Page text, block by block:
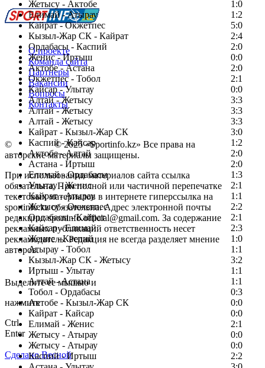
Жетысу - Актобе
1:0
Елимай - Атырау
1:2
Кайрат - Окжетпес
5:0
Кызыл-Жар СК - Кайрат
2:4
Ордабасы - Каспий
2:0
Женис - Иртыш
0:0
Актобе - Астана
2:0
Окжетпес - Тобол
2:1
Кайсар - Улытау
0:0
Алтай - Жетысу
3:3
Алтай - Жетысу
3:3
Алтай - Жетысу
3:3
Кайрат - Кызыл-Жар СК
3:0
Каспий - Кайсар
1:2
Актобе - Алтай
2:0
Астана - Иртыш
2:0
Елимай - Ордабасы
1:3
Улытау - Женис
2:1
Кайрат - Атырау
1:1
Жетысу - Окжетпес
2:2
Ордабасы - Кайрат
2:1
Кайсар - Елимай
2:3
Женис - Каспий
1:0
Атырау - Тобол
1:1
Кызыл-Жар СК - Жетысу
3:2
Иртыш - Улытау
1:1
Алтай - Астана
1:1
Тобол - Ордабасы
0:3
Актобе - Кызыл-Жар СК
0:0
Кайрат - Кайсар
0:0
Елимай - Женис
2:1
Жетысу - Атырау
0:0
Жетысу - Атырау
0:0
Каспий - Иртыш
2:2
О проекте
Команда сайта
Партнеры
Вакансии
Вопросы
Контакты
© Copyright© 2025 «Sportinfo.kz» Все права на
авторские материалы защищены.
При использовании материалов сайта ссылка
обязательна. При полной или частичной перепечатке
текстовых материалов в интернете гиперссылка на
sportinfo.kz обязательна. Адрес электронной почты
редакции: sportinfo.official@gmail.com. За содержание
рекламных публикаций ответственность несет
рекламодатель. Редакция не всегда разделяет мнение
авторов.
Заметили ошибку в тексте?
Выделите ее мышью и
нажмите
Ctrl
Enter
Сделано Весной